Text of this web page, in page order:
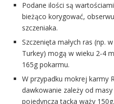
Podane ilości są
bieżąco korygować,
szczeniaka.
Szczenięta małych ras (np.
Turkey) mogą w wieku 2-4
165g pokarmu.
W przypadku mokrej karmy
dawkowanie zależy od masy
pojedyncza tacka waży 150g.